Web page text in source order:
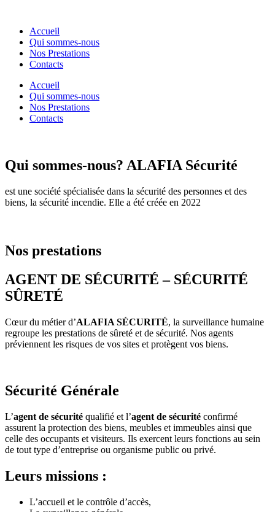
Accueil
Qui sommes-nous
Nos Prestations
Contacts
Accueil
Qui sommes-nous
Nos Prestations
Contacts
Qui sommes-nous? ALAFIA Sécurité
est une société spécialisée dans la sécurité des personnes et des
biens, la sécurité incendie. Elle a été créée en 2022
Nos prestations
AGENT DE SÉCURITÉ – SÉCURITÉ
SÛRETÉ
Cœur du métier d’ALAFIA SÉCURITÉ, la surveillance humaine
regroupe les prestations de sûreté et de sécurité. Nos agents
préviennent les risques de vos sites et protègent vos biens.
Sécurité Générale
L’agent de sécurité qualifié et l’agent de sécurité confirmé
assurent la protection des biens, meubles et immeubles ainsi que
celle des occupants et visiteurs. Ils exercent leurs fonctions au sein
de tout type d’entreprise ou organisme public ou privé.
Leurs missions :
L’accueil et le contrôle d’accès,